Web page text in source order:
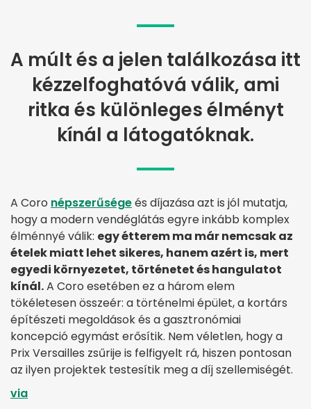
A múlt és a jelen találkozása itt
kézzelfoghatóvá válik, ami
ritka és különleges élményt
kínál a látogatóknak.
A Coro népszerűségeés díjazása azt is jól mutatja,
hogy a modern vendéglátás egyre inkább komplex
élménnyé válik: egy étterem ma már nemcsak az
ételek miatt lehet sikeres, hanem azért is, mert
egyedi környezetet, történetet és hangulatot
kínál.A Coro esetében ez a három elem
tökéletesen összeér: a történelmi épület, a kortárs
építészeti megoldások és a gasztronómiai
koncepció egymást erősítik. Nem véletlen, hogy a
Prix Versailles zsűrije is felfigyelt rá, hiszen pontosan
az ilyen projektek testesítik meg a díj szellemiségét.
via